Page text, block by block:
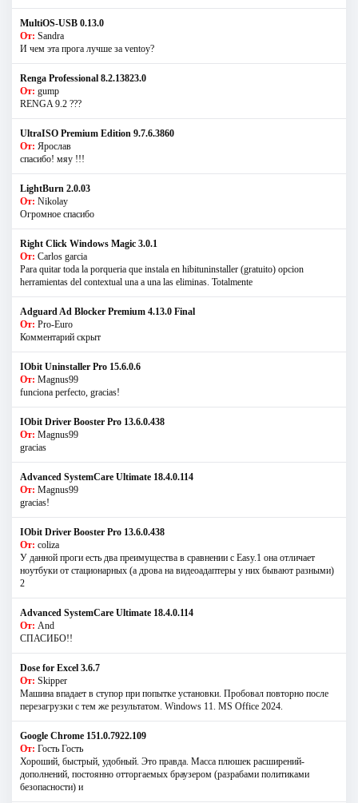
MultiOS-USB 0.13.0
От: Sandra
И чем эта прога лучше за ventoy?
Renga Professional 8.2.13823.0
От: gump
RENGA 9.2 ???
UltraISO Premium Edition 9.7.6.3860
От: Ярослав
спасибо! мяу !!!
LightBurn 2.0.03
От: Nikolay
Огромное спасибо
Right Click Windows Magic 3.0.1
От: Carlos garcia
Para quitar toda la porqueria que instala en hibituninstaller (gratuito) opcion
herramientas del contextual una a una las eliminas. Totalmente
Adguard Ad Blocker Premium 4.13.0 Final
От: Pro-Euro
Комментарий скрыт
IObit Uninstaller Pro 15.6.0.6
От: Magnus99
funciona perfecto, gracias!
IObit Driver Booster Pro 13.6.0.438
От: Magnus99
gracias
Advanced SystemCare Ultimate 18.4.0.114
От: Magnus99
gracias!
IObit Driver Booster Pro 13.6.0.438
От: coliza
У данной проги есть два преимущества в сравнении с Easy.1 она отличает
ноутбуки от стационарных (а дрова на видеоадаптеры у них бывают разными)
2
Advanced SystemCare Ultimate 18.4.0.114
От: And
СПАСИБО!!
Dose for Excel 3.6.7
От: Skipper
Машина впадает в ступор при попытке установки. Пробовал повторно после
перезагрузки с тем же результатом. Windows 11. MS Offiсe 2024.
Google Chrome 151.0.7922.109
От: Гость Гость
Хороший, быстрый, удобный. Это правда. Масса плюшек расширений-
дополнений, постоянно отторгаемых браузером (разрабами политиками
безопасности) и